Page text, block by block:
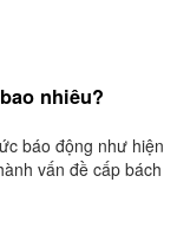
nhiêu?
báo động như hiện
vấn đề cấp bách